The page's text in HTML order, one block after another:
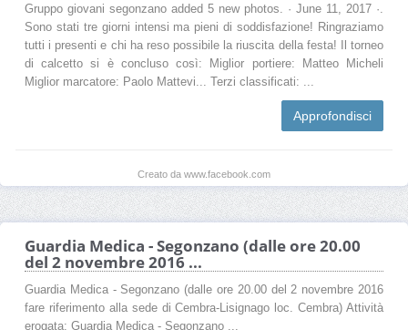
Gruppo giovani segonzano added 5 new photos. · June 11, 2017 ·.
Sono stati tre giorni intensi ma pieni di soddisfazione! Ringraziamo
tutti i presenti e chi ha reso possibile la riuscita della festa! Il torneo
di calcetto si è concluso così: Miglior portiere: Matteo Micheli
Miglior marcatore: Paolo Mattevi... Terzi classificati: ...
Approfondisci
Creato da www.facebook.com
Guardia Medica - Segonzano (dalle ore 20.00
del 2 novembre 2016 ...
Guardia Medica - Segonzano (dalle ore 20.00 del 2 novembre 2016
fare riferimento alla sede di Cembra-Lisignago loc. Cembra) Attività
erogata: Guardia Medica - Segonzano ...